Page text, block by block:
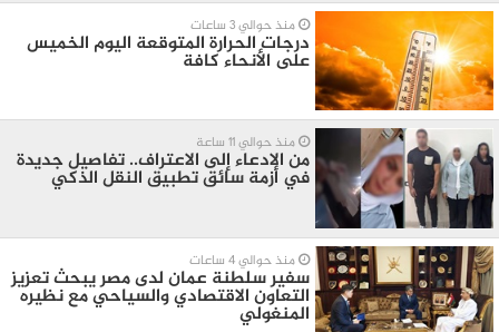
منذ حوالي 3 ساعات
درجات الحرارة المتوقعة اليوم الخميس
على الأنحاء كافة
منذ حوالي 11 ساعة
من الادعاء إلى الاعتراف.. تفاصيل جديدة
في أزمة سائق تطبيق النقل الذكي
منذ حوالي 4 ساعات
سفير سلطنة عمان لدى مصر يبحث تعزيز
التعاون الاقتصادي والسياحي مع نظيره
المنغولي ​